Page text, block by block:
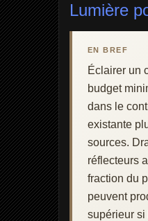
Lumière
EN BREF
Éclairer un
budget
dans le
existante
sources.
réflecteurs
fraction du
peuvent
supérieur si